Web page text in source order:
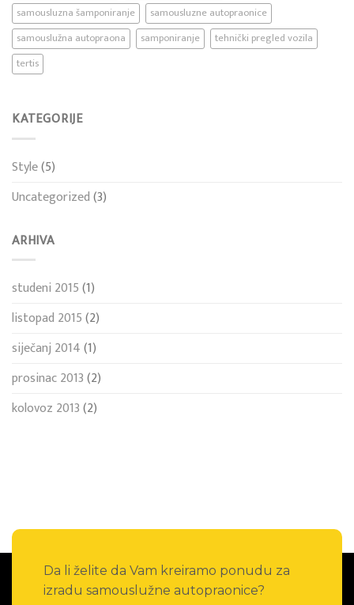
samousluzna šamponiranje
samousluzne autopraonice
samouslužna autopraona
samponiranje
tehnički pregled vozila
tertis
KATEGORIJE
Style(5)
Uncategorized(3)
ARHIVA
studeni 2015(1)
listopad 2015(2)
siječanj 2014(1)
prosinac 2013(2)
kolovoz 2013(2)
Da li želite da Vam kreiramo ponudu za
izradu samouslužne autopraonice?